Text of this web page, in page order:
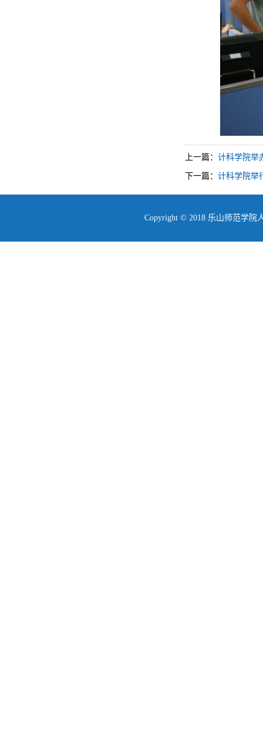
上一篇： 计科学院举
下一篇： 计科学院举
Copyright © 2018 乐山师范学院